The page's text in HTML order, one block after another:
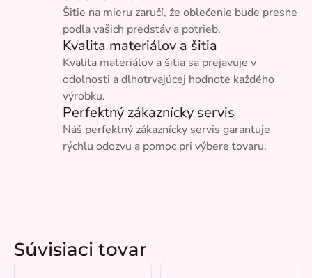
Šitie na mieru zaručí, že oblečenie bude presne
podľa vašich predstáv a potrieb.
Kvalita materiálov a šitia
Kvalita materiálov a šitia sa prejavuje v
odolnosti a dlhotrvajúcej hodnote každého
výrobku.
Perfektný zákaznícky servis
Náš perfektný zákaznícky servis garantuje
rýchlu odozvu a pomoc pri výbere tovaru.
Súvisiaci tovar